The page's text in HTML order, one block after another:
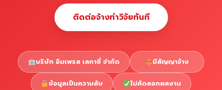
ติดต่อจ้างทำวิจัยทันที
บริษัท อิมเพรส เลกาซี่ จำกัด มีสัญญาจ้าง
ข้อมูลเป็นความลับ ไม่คัดลอกผลงาน